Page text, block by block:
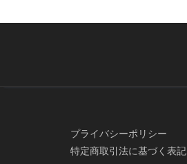
プライバシーポリシー
特定商取引法に基づく表記